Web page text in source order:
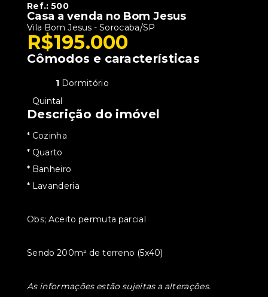
Ref.:500
Casa a venda no Bom Jesus
Vila Bom Jesus - Sorocaba/SP
R$195.000
Cômodos e características
1 Dormitório
Quintal
Descrição do imóvel
* Cozinha
* Quarto
* Banheiro
* Lavanderia
Obs; Aceito permuta parcial
Sendo 200m² de terreno (5x40)
As informações estão sujeitas a alterações.